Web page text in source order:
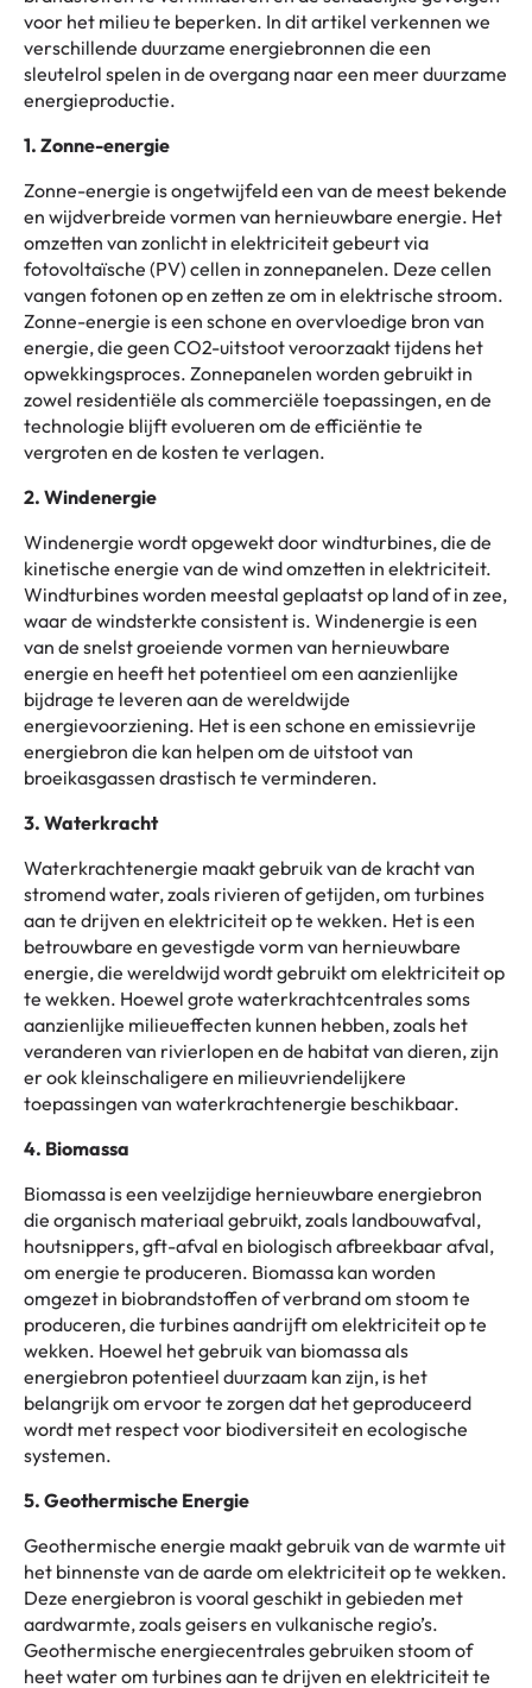
voor het milieu te beperken. In dit artikel verkennen we
verschillende duurzame energiebronnen die een
sleutelrol spelen in de overgang naar een meer duurzame
energieproductie.
1. Zonne-energie
Zonne-energie is ongetwijfeld een van de meest bekende
en wijdverbreide vormen van hernieuwbare energie. Het
omzetten van zonlicht in elektriciteit gebeurt via
fotovoltaïsche (PV) cellen in zonnepanelen. Deze cellen
vangen fotonen op en zetten ze om in elektrische stroom.
Zonne-energie is een schone en overvloedige bron van
energie, die geen CO2-uitstoot veroorzaakt tijdens het
opwekkingsproces. Zonnepanelen worden gebruikt in
zowel residentiële als commerciële toepassingen, en de
technologie blijft evolueren om de efficiëntie te
vergroten en de kosten te verlagen.
2. Windenergie
Windenergie wordt opgewekt door windturbines, die de
kinetische energie van de wind omzetten in elektriciteit.
Windturbines worden meestal geplaatst op land of in zee,
waar de windsterkte consistent is. Windenergie is een
van de snelst groeiende vormen van hernieuwbare
energie en heeft het potentieel om een aanzienlijke
bijdrage te leveren aan de wereldwijde
energievoorziening. Het is een schone en emissievrije
energiebron die kan helpen om de uitstoot van
broeikasgassen drastisch te verminderen.
3. Waterkracht
Waterkrachtenergie maakt gebruik van de kracht van
stromend water, zoals rivieren of getijden, om turbines
aan te drijven en elektriciteit op te wekken. Het is een
betrouwbare en gevestigde vorm van hernieuwbare
energie, die wereldwijd wordt gebruikt om elektriciteit op
te wekken. Hoewel grote waterkrachtcentrales soms
aanzienlijke milieueffecten kunnen hebben, zoals het
veranderen van rivierlopen en de habitat van dieren, zijn
er ook kleinschaligere en milieuvriendelijkere
toepassingen van waterkrachtenergie beschikbaar.
4. Biomassa
Biomassa is een veelzijdige hernieuwbare energiebron
die organisch materiaal gebruikt, zoals landbouwafval,
houtsnippers, gft-afval en biologisch afbreekbaar afval,
om energie te produceren. Biomassa kan worden
omgezet in biobrandstoffen of verbrand om stoom te
produceren, die turbines aandrijft om elektriciteit op te
wekken. Hoewel het gebruik van biomassa als
energiebron potentieel duurzaam kan zijn, is het
belangrijk om ervoor te zorgen dat het geproduceerd
wordt met respect voor biodiversiteit en ecologische
systemen.
5. Geothermische Energie
Geothermische energie maakt gebruik van de warmte uit
het binnenste van de aarde om elektriciteit op te wekken.
Deze energiebron is vooral geschikt in gebieden met
aardwarmte, zoals geisers en vulkanische regio’s.
Geothermische energiecentrales gebruiken stoom of
heet water om turbines aan te drijven en elektriciteit te